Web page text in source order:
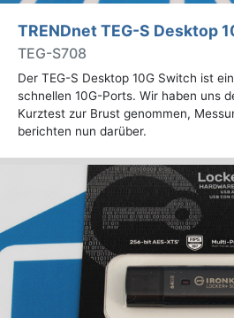
TRENDnet TEG-S Desktop
TEG-S708
Der TEG-S Desktop 10G Switch ist
schnellen 10G-Ports. Wir haben uns
Kurztest zur Brust genommen,
berichten nun darüber.